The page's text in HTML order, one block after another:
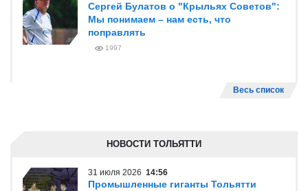
Сергей Булатов о "Крыльях Советов":
Мы понимаем – нам есть, что
поправлять
1997
Весь список
НОВОСТИ ТОЛЬЯТТИ
31 июля 2026 14:56
Промышленные гиганты Тольятти